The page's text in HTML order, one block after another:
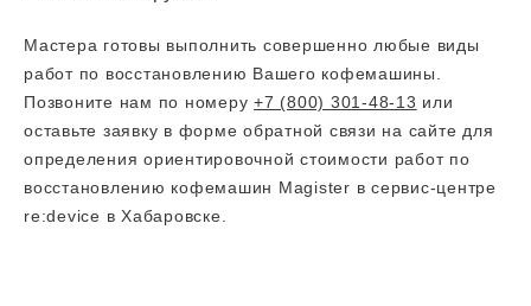
Мастера готовы выполнить совершенно любые виды
работ по восстановлению Вашего кофемашины.
Позвоните нам по номеру +7 (800) 301-48-13 или
оставьте заявку в форме обратной связи на сайте для
определения ориентировочной стоимости работ по
восстановлению кофемашин Magister в сервис-центре
re:device в Хабаровске.